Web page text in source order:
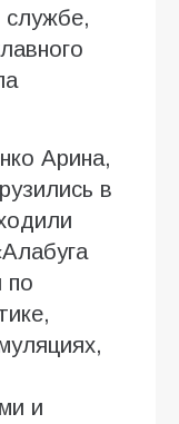
службе,
Арина,
в
по
и